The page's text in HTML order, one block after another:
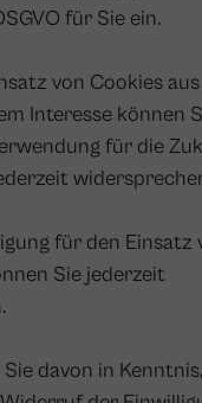
für Sie ein.
von Cookies aus
Interesse können
für die
für den Einsatz
Sie jederzeit
davon in